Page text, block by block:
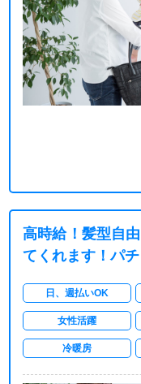
高時給！髪型自
てくれます！パ
日、週払いOK
女性活躍
冷暖房